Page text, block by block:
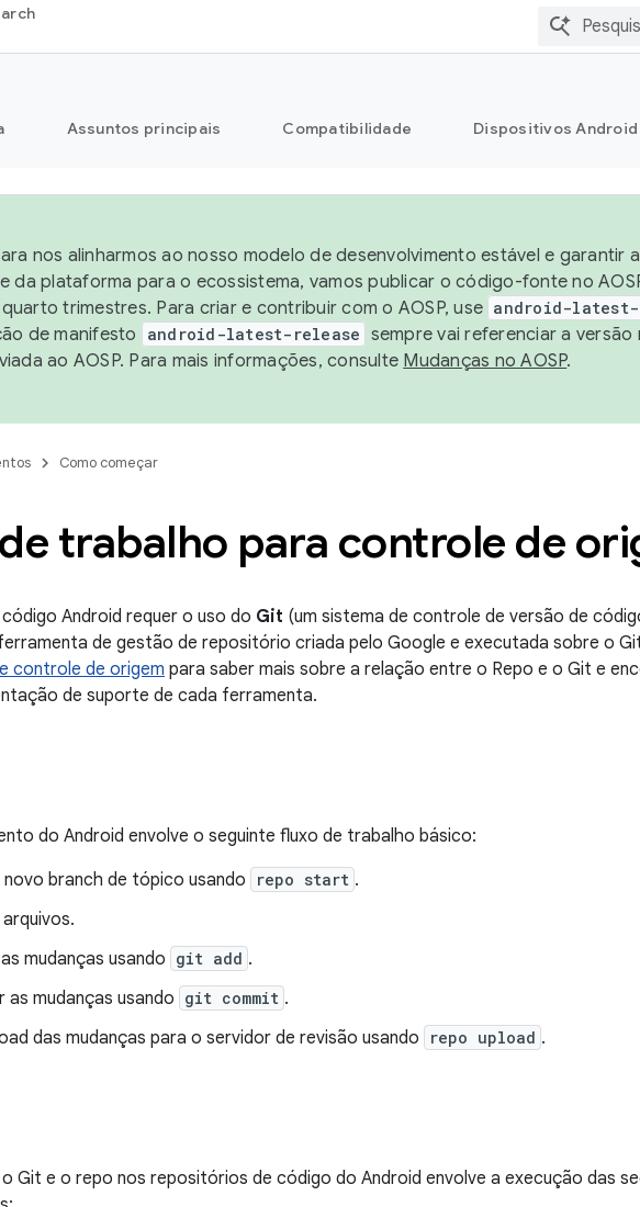
Assuntos principais Compatibilidade Dispositivos Android
nos alinharmos ao nosso modelo de desenvolvimento estável e garantir a
da plataforma para o ecossistema, vamos publicar o código-fonte no
trimestres. Para criar e contribuir com o AOSP, use android-latest-
de manifesto
android-latest-release sempre vai referenciar a versão
ao AOSP. Para mais informações, consulte Mudanças no AOSP.
Como começar
trabalho para controle de
Android requer o uso do Git (um sistema de controle de versão de
de gestão de repositório criada pelo Google e executada sobre o
controle de origem para saber mais sobre a relação entre o Repo e o Git e
de suporte de cada ferramenta.
do Android envolve o seguinte fluxo de trabalho básico:
novo branch de tópico usando
repo start .
mudanças usando git add .
as mudanças usando git commit .
das mudanças para o servidor de revisão usando
repo upload .
Git e o repo nos repositórios de código do Android envolve a execução das